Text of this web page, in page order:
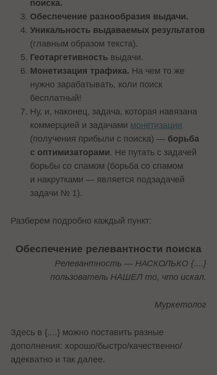
поиска.
Обеспечение разнообразия выдачи.
Уникальность выдаваемых результатов
(главным образом текста).
Геотаргетивность выдачи.
Монетизация трафика. На чем то же
нужно зарабатывать, коли поиск
бесплатный!
Ну, и, наконец, задача, которая навязана
коммерцией и задачами монетизации
(получения прибыли с поиска) — борьба
с оптимизаторами. Не путать с задачей
борьбы со спамом (борьба со спамом
и накрутками — является подзадачей
задачи № 1).
Разберем подробно каждый пункт:
Обеспечение релевантности поиска
Релевантность — НАСКОЛЬКО {....}
пользователь НАШЕЛ то, что искал.
Муркетолог
Здесь в {....} можно поставить разные
дополнения: хорошо/быстро/качественно/
адекватно и так далее.